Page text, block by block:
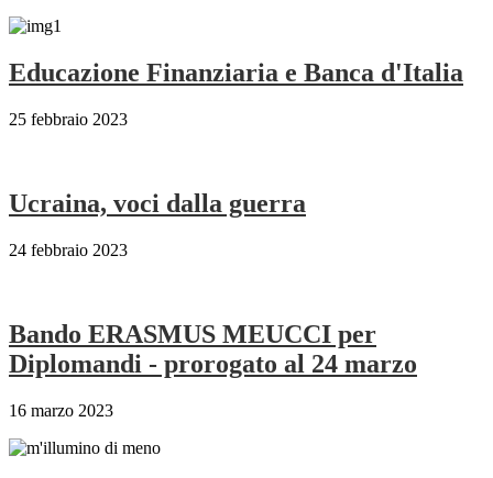
Educazione Finanziaria e Banca d'Italia
25 febbraio 2023
Ucraina, voci dalla guerra
24 febbraio 2023
Bando ERASMUS MEUCCI per
Diplomandi - prorogato al 24 marzo
16 marzo 2023